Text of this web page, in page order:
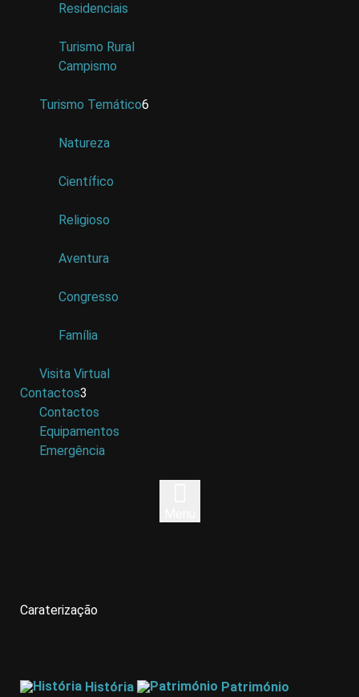
Residenciais
Turismo Rural
Campismo
Turismo Temático6
Natureza
Científico
Religioso
Aventura
Congresso
Família
Visita Virtual
Contactos3
Contactos
Equipamentos
Emergência
Caraterização
História
Património